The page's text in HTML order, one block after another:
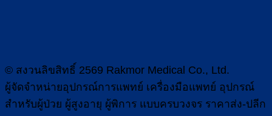
© สงวนลิขสิทธิ์ 2569 Rakmor Medical Co., Ltd.
ผู้จัดจำหน่ายอุปกรณ์การแพทย์ เครื่องมือแพทย์ อุปกรณ์
สำหรับผู้ป่วย ผู้สูงอายุ ผู้พิการ แบบครบวงจร ราคาส่ง-ปลีก